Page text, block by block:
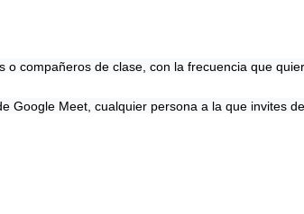
compañeros de clase, con la frecuencia que
Google Meet, cualquier persona a la que invites